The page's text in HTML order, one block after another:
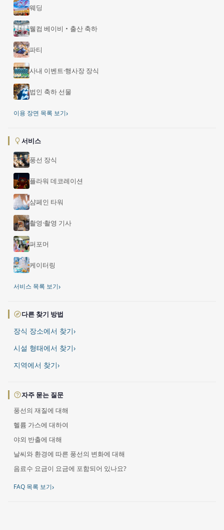
웨딩
웰컴 베이비・출산 축하
파티
사내 이벤트·행사장 장식
법인 축하 선물
이용 장면 목록 보기›
서비스
풍선 장식
플라워 데코레이션
샴페인 타워
촬영·촬영 기사
퍼포머
케이터링
서비스 목록 보기›
다른 찾기 방법
장식 장소에서 찾기›
시설 형태에서 찾기›
지역에서 찾기›
자주 묻는 질문
풍선의 재질에 대해
헬륨 가스에 대하여
야외 반출에 대해
날씨와 환경에 따른 풍선의 변화에 대해
음료수 요금이 요금에 포함되어 있나요?
FAQ 목록 보기›